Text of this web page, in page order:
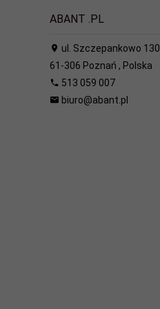
ABANT .PL
ul. Szczepankowo 130
61-306 Poznań , Polska
513 059 007
biuro@abant.pl